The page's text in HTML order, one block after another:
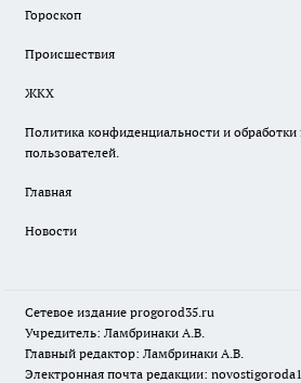
Гороскоп
Происшествия
ЖКХ
Политика конфиденциальности и
пользователей.
Главная
Новости
Сетевое издание progorod35.ru
Учредитель: Ламбринаки А.В.
Главный редактор: Ламбринаки А.В.
Электронная почта редакции: